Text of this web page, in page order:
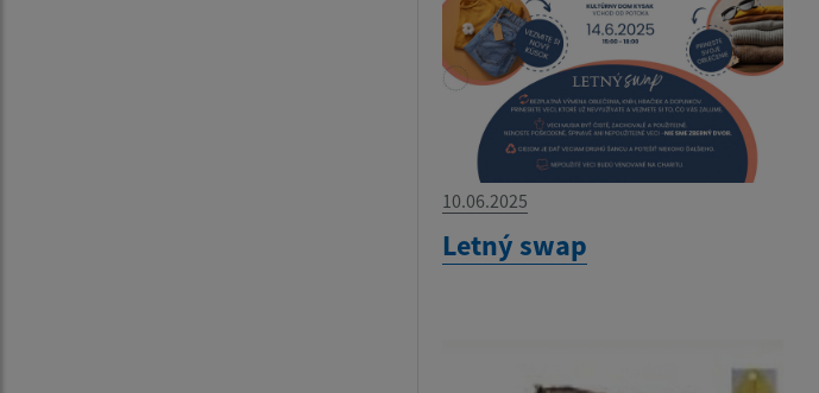
10.06.2025
Letný swap